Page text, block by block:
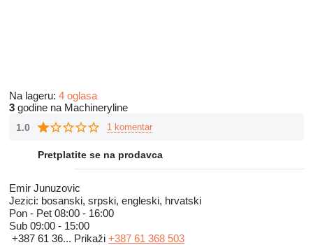
Na lageru: 4 oglasa
3 godine na Machineryline
1.0 1 komentar
Pretplatite se na prodavca
Emir Junuzovic
Jezici: bosanski, srpski, engleski, hrvatski
Pon - Pet 08:00 - 16:00
Sub 09:00 - 15:00
+387 61 36... Prikaži +387 61 368 503